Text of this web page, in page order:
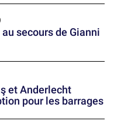
au secours de Gianni
et Anderlecht
pour les barrages